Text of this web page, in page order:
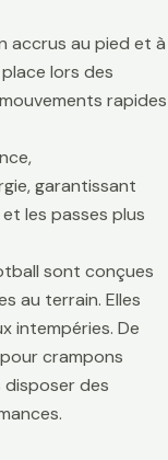
accrus au pied et à
lors des
rapides
garantissant
les passes plus
sont conçues
au terrain. Elles
intempéries. De
crampons
des